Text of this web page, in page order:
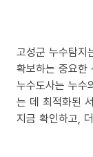
고성군 누수탐지
확보하는 중요한
누수도사는 누수
는 데 최적화된
지금 확인하고,